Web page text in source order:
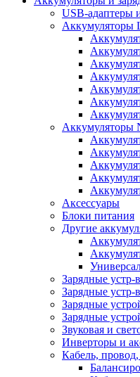
USB-адаптеры
Аккумуляторы
Аккумуляторы
Аксессуары
Блоки питания
Другие
Зарядные устр-
Зарядные устр-
Зарядные
Зарядные
Звуковая и
Инверторы и
Кабель,